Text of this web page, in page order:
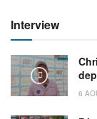
Interview
6